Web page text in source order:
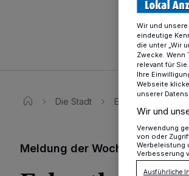
Die Stadt Erkrather
Meldung der Woche
Wir und unsere
eindeutige
die unter „Wir
Zwecke.
relevant für
Ihre
Webseite
unserer
Wir und
Verwendung
von oder
Werbeleistung
Verbesserung
Ausführliche